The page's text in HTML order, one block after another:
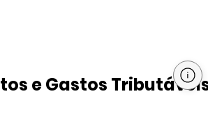
e Gastos